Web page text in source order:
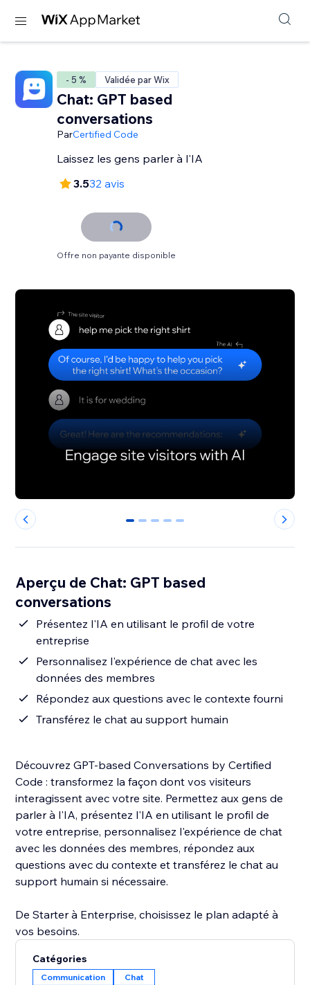
- 5 % Validée par Wix
Chat: GPT based
conversations
ParCertified Code
Laissez les gens parler à l'IA
3.532 avis
Offre non payante disponible
0 1 2 3 4
Aperçu de Chat: GPT based
conversations
Présentez l'IA en utilisant le profil de votre
entreprise
Personnalisez l'expérience de chat avec les
données des membres
Répondez aux questions avec le contexte fourni
Transférez le chat au support humain
Découvrez GPT-based Conversations by Certified
Code : transformez la façon dont vos visiteurs
interagissent avec votre site. Permettez aux gens de
parler à l'IA, présentez l'IA en utilisant le profil de
votre entreprise, personnalisez l'expérience de chat
avec les données des membres, répondez aux
questions avec du contexte et transférez le chat au
support humain si nécessaire.
De Starter à Enterprise, choisissez le plan adapté à
vos besoins.
Catégories
Communication Chat